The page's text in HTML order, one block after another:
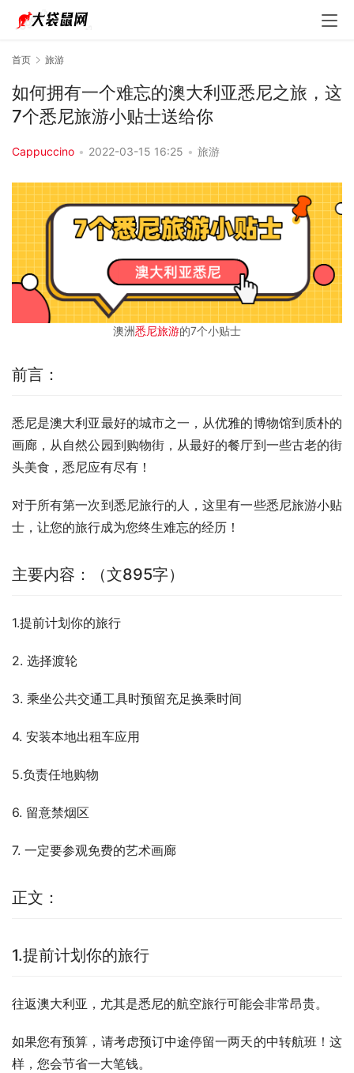
首页 旅游
如何拥有一个难忘的澳大利亚悉尼之旅，这
7个悉尼旅游小贴士送给你
Cappuccino • 2022-03-15 16:25 • 旅游
澳洲悉尼旅游的7个小贴士
前言：
悉尼是澳大利亚最好的城市之一，从优雅的博物馆到质朴的
画廊，从自然公园到购物街，从最好的餐厅到一些古老的街
头美食，悉尼应有尽有！
对于所有第一次到悉尼旅行的人，这里有一些悉尼旅游小贴
士，让您的旅行成为您终生难忘的经历！
主要内容：（文895字）
1.提前计划你的旅行
2. 选择渡轮
3. 乘坐公共交通工具时预留充足换乘时间
4. 安装本地出租车应用
5.负责任地购物
6. 留意禁烟区
7. 一定要参观免费的艺术画廊
正文：
1.提前计划你的旅行
往返澳大利亚，尤其是悉尼的航空旅行可能会非常昂贵。
如果您有预算，请考虑预订中途停留一两天的中转航班！这
样，您会节省一大笔钱。